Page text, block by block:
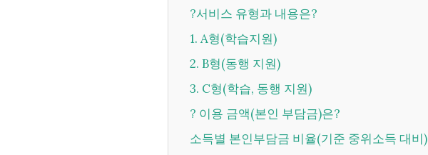
?서비스 유형과 내용은?
1. A형(학습지원)
2. B형(동행 지원)
3. C형(학습, 동행 지원)
? 이용 금액(본인 부담금)은?
소득별 본인부담금 비율(기준 중위소득 대비)